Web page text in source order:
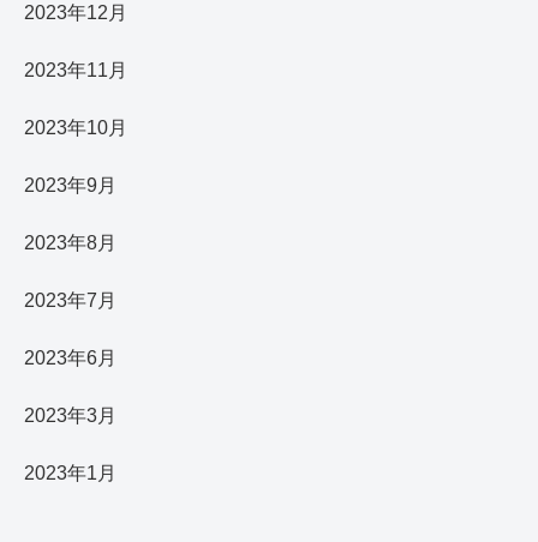
2023年12月
2023年11月
2023年10月
2023年9月
2023年8月
2023年7月
2023年6月
2023年3月
2023年1月